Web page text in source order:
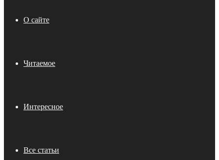
О сайте
Читаемое
Интересное
Все статьи